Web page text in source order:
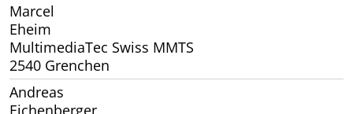
Marcel
Eheim
MultimediaTec Swiss MMTS
2540 Grenchen
Andreas
Eichenberger